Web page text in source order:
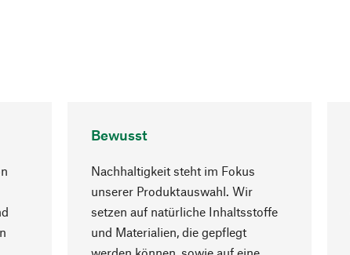
Bewusst
Nachhaltigkeit steht im Fokus
unserer Produktauswahl. Wir
setzen auf natürliche Inhaltsstoffe
und Materialien, die gepflegt